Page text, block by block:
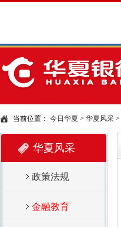
当前位置： 今日华夏 > 华夏风采 >
华夏风采
政策法规
金融教育